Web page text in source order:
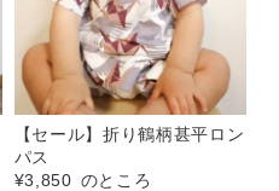
【セール】折り鶴柄甚平ロン
パス
¥3,850 のところ